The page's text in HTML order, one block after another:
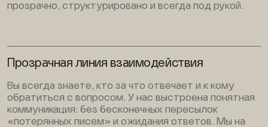
прозрачно, структурировано и всегда под рукой.
Прозрачная линия взаимодействия
Вы всегда знаете, кто за что отвечает и к кому
обратиться с вопросом. У нас выстроена понятная
коммуникация: без бесконечных пересылок
«потерянных писем» и ожидания ответов. Мы на